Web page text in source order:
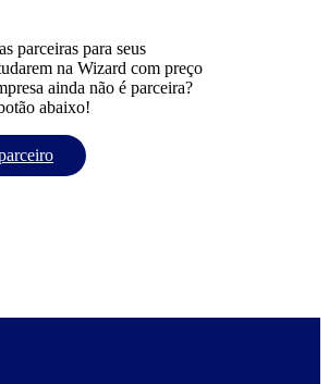
parceiras para seus
na Wizard com preço
ainda não é parceira?
abaixo!